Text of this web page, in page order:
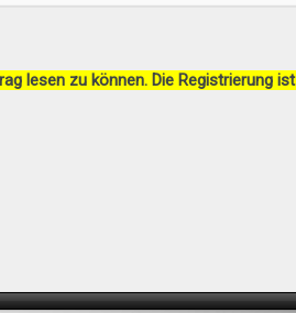
lesen zu können. Die Registrierung